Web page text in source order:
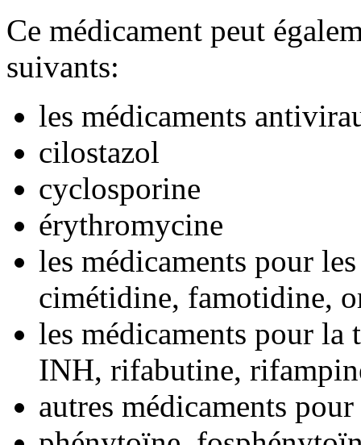
Ce médicament peut
suivants:
les médicaments
cilostazol
cyclosporine
érythromycine
les médicaments pour
cimétidine, famotidine,
les médicaments pour la
INH, rifabutine,
autres médicaments